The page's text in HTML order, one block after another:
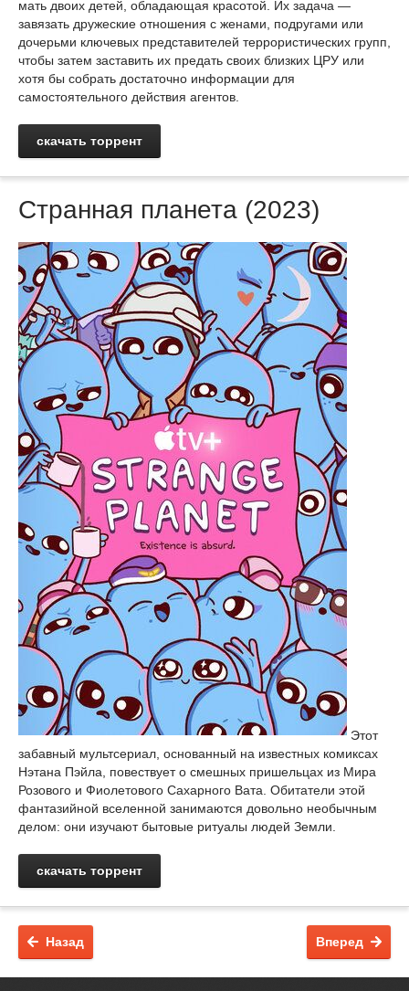
мать двоих детей, обладающая красотой. Их задача —
завязать дружеские отношения с женами, подругами или
дочерьми ключевых представителей террористических групп,
чтобы затем заставить их предать своих близких ЦРУ или
хотя бы собрать достаточно информации для
самостоятельного действия агентов.
скачать торрент
Странная планета (2023)
Этот
забавный мультсериал, основанный на известных комиксах
Нэтана Пэйла, повествует о смешных пришельцах из Мира
Розового и Фиолетового Сахарного Вата. Обитатели этой
фантазийной вселенной занимаются довольно необычным
делом: они изучают бытовые ритуалы людей Земли.
скачать торрент
Назад Вперед